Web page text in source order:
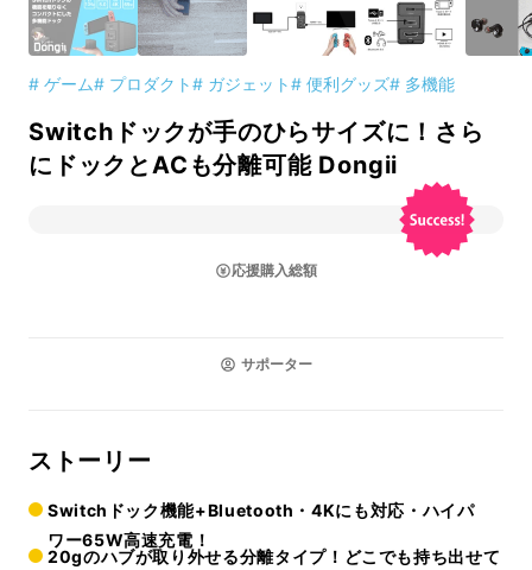
# ゲーム# プロダクト# ガジェット# 便利グッズ# 多機能
Switchドックが手のひらサイズに！さら
にドックとACも分離可能 Dongii
応援購入総額
サポーター
ストーリー
Switchドック機能+Bluetooth・4Kにも対応・ハイパ
ワー65W高速充電！
20gのハブが取り外せる分離タイプ！どこでも持ち出せて